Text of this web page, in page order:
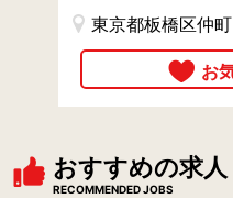
東京都板橋区仲町
おすすめの求人
RECOMMENDED JOBS